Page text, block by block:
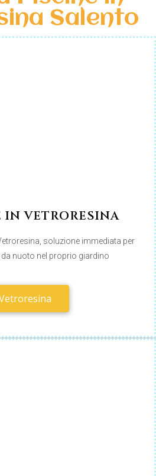
Salento
IN VETRORESINA
soluzione immediata per
nuoto nel proprio giardino